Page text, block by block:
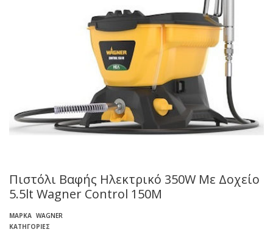
Πιστόλι Βαφής Ηλεκτρικό 350W Mε Δοχείο
5.5lt Wagner Control 150M
ΜΆΡΚΑ WAGNER
ΚΑΤΗΓΟΡΊΕΣ